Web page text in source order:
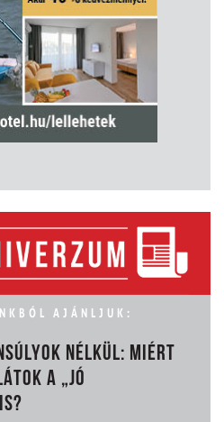
AJÁNLJUK:
NÉLKÜL: MIÉRT
A „JÓ